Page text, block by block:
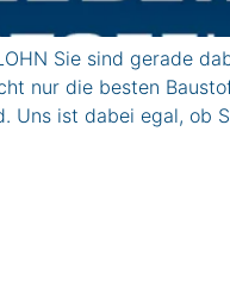
Sie sind gerade
nur die besten
Uns ist dabei egal, ob